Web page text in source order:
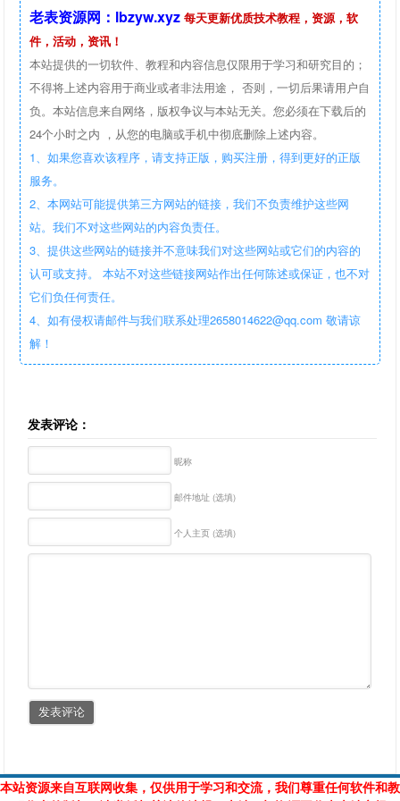
老表资源网：lbzyw.xyz 每天更新优质技术教程，资源，软
件，活动，资讯！
本站提供的一切软件、教程和内容信息仅限用于学习和研究目的；
不得将上述内容用于商业或者非法用途， 否则，一切后果请用户自
负。本站信息来自网络，版权争议与本站无关。您必须在下载后的
24个小时之内 ，从您的电脑或手机中彻底删除上述内容。
1、如果您喜欢该程序，请支持正版，购买注册，得到更好的正版
服务。
2、本网站可能提供第三方网站的链接，我们不负责维护这些网
站。我们不对这些网站的内容负责任。
3、提供这些网站的链接并不意味我们对这些网站或它们的内容的
认可或支持。 本站不对这些链接网站作出任何陈述或保证，也不对
它们负任何责任。
4、如有侵权请邮件与我们联系处理2658014622@qq.com 敬请谅
解！
发表评论：
昵称
邮件地址 (选填)
个人主页 (选填)
本站资源来自互联网收集，仅供用于学习和交流，我们尊重任何软件和教